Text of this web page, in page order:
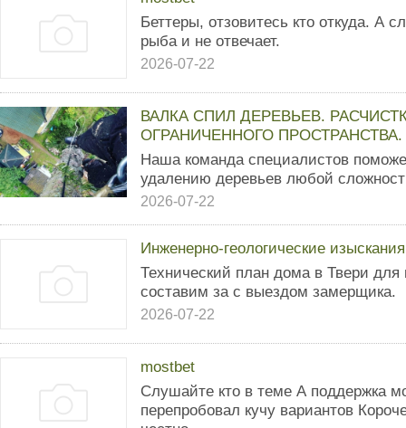
Беттеры, отзовитесь кто откуда. А
рыба и не отвечает.
2026-07-22
ВАЛКА СПИЛ ДЕРЕВЬЕВ.
ОГРАНИЧЕННОГО ПРОСТРАНСТВА.
Наша команда специалистов
удалению деревьев любой
2026-07-22
Инженерно-геологические изыскания
Технический план дома в Твери
составим за с выездом замерщика.
2026-07-22
mostbet
Слушайте кто в теме А поддержка
перепробовал кучу вариантов